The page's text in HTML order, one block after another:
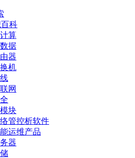
科
算
据
器
机
网
块
管控析软件
运维产品
器